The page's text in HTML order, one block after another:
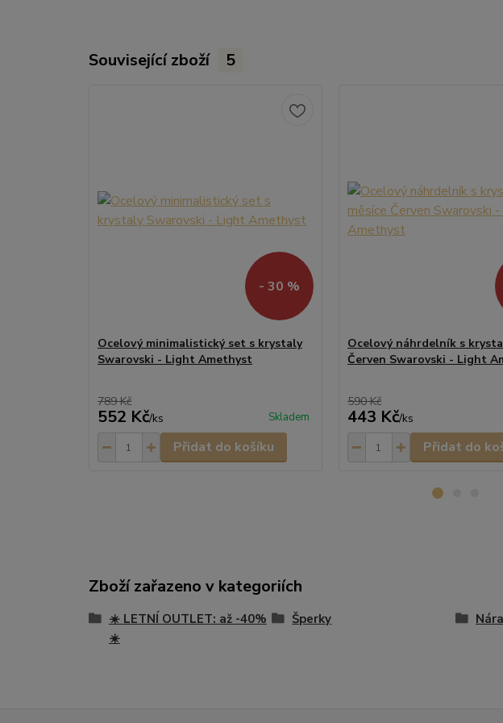
Související zboží 5
- 30 %
Ocelový minimalistický set s krystaly
Swarovski - Light Amethyst
789 Kč
552 Kč/ks Skladem
Přidat do košíku
Ocelový náhrdelník s
Červen Swarovski - Light
590 Kč
443 Kč/ks
Přidat do
Zboží zařazeno v kategoriích
☀️ LETNÍ OUTLET: až -40%
☀️
Šperky